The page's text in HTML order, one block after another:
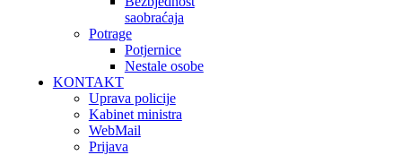
saobraćaja
Potrage
Potjernice
Nestale osobe
KONTAKT
Uprava policije
Kabinet ministra
WebMail
Prijava